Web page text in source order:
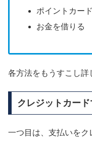
ポイントカー
お金を借りる
各方法をもうすこし詳
クレジットカード
一つ目は、支払いをク